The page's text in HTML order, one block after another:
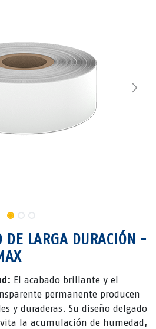
DE LARGA DURACIÓN -
El acabado brillante y el
permanente producen
y duraderas. Su diseño delgado
la acumulación de humedad,